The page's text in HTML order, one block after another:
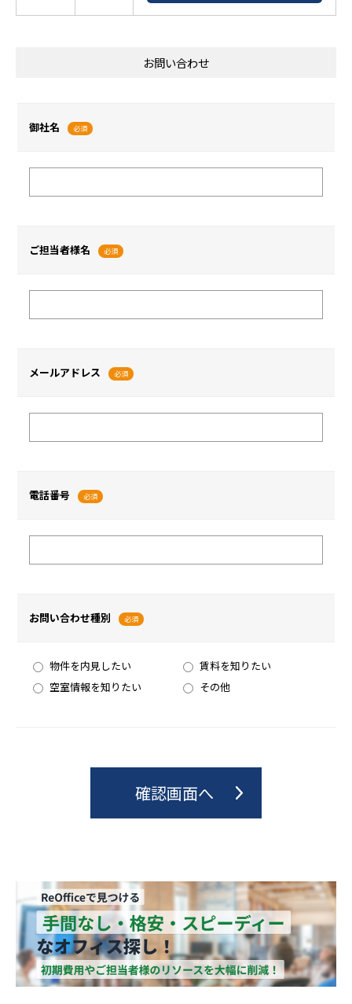
お問い合わせ
御社名 必須
ご担当者様名 必須
メールアドレス 必須
電話番号 必須
お問い合わせ種別 必須
物件を内見したい
賃料を知りたい
空室情報を知りたい
その他